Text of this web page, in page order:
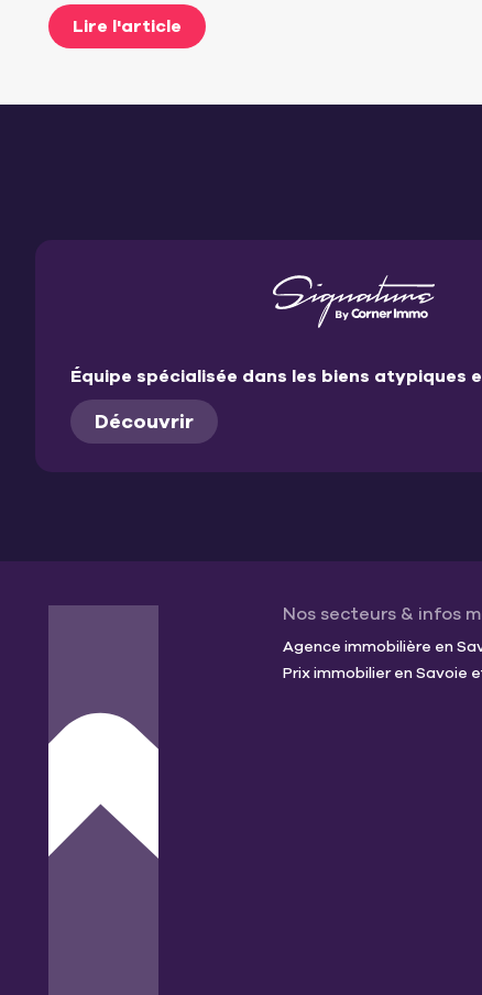
Lire l'article
Équipe spécialisée dans les biens atypiques
Découvrir
Nos secteurs & infos
Agence immobilière en
Prix immobilier en Savoie